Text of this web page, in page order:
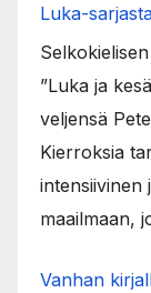
Luka-
”Luka ja
veljensä
Kierroksia
intensiivinen
maailmaan,
Vanhan